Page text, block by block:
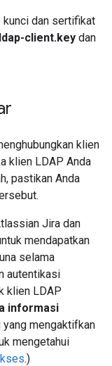
kunci dan sertifikat
ldap-client.key dan
klien
klien LDAP Anda
pastikan Anda
Jira dan
mendapatkan
selama
autentikasi
klien LDAP
informasi
mengaktifkan
mengetahui
.)